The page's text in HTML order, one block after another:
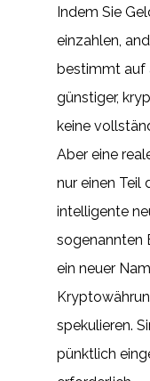
Indem Sie
einzahlen,
bestimmt auf
günstiger,
keine
Aber eine
nur einen Teil
intelligente
sogenannten
ein neuer
spekulieren.
pünktlich